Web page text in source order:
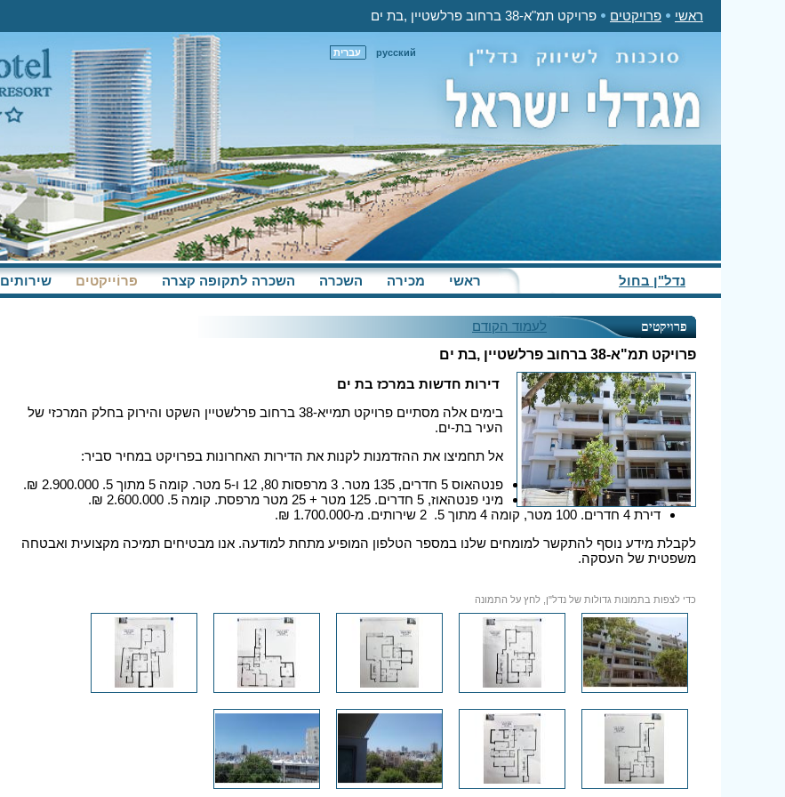
ראשי פרויקטים פרויקט תמ"א-38 ברחוב פרלשטיין ,בת ים
עברית русский
נדל"ן בחול ראשי מכירה השכרה השכרה לתקופה קצרה פּרוֹייקטים שירותים
פרויקטים
לעמוד הקודם
פרויקט תמ"א-38 ברחוב פרלשטיין ,בת ים
דירות חדשות במרכז בת ים
בימים אלה מסתיים פרויקט תמייא-38 ברחוב פרלשטיין השקט והירוק בחלק המרכזי של
העיר בת-ים.
אל תחמיצו את ההזדמנות לקנות את הדירות האחרונות בפרויקט במחיר סביר:
פנטהאוס 5 חדרים, 135 מטר. 3 מרפסות 80, 12 ו-5 מטר. קומה 5 מתוך 5. 2.900.000 ₪.
מיני פנטהאוז, 5 חדרים. 125 מטר + 25 מטר מרפסת. קומה 5. 2.600.000 ₪.
דירת 4 חדרים. 100 מטר, קומה 4 מתוך 5. 2 שירותים. מ-1.700.000 ₪.
לקבלת מידע נוסף להתקשר למומחים שלנו במספר הטלפון המופיע מתחת למודעה. אנו מבטיחים תמיכה מקצועית ואבטחה
משפטית של העסקה.
כדי לצפות בתמונות גדולות של נדל"ן, לחץ על התמונה